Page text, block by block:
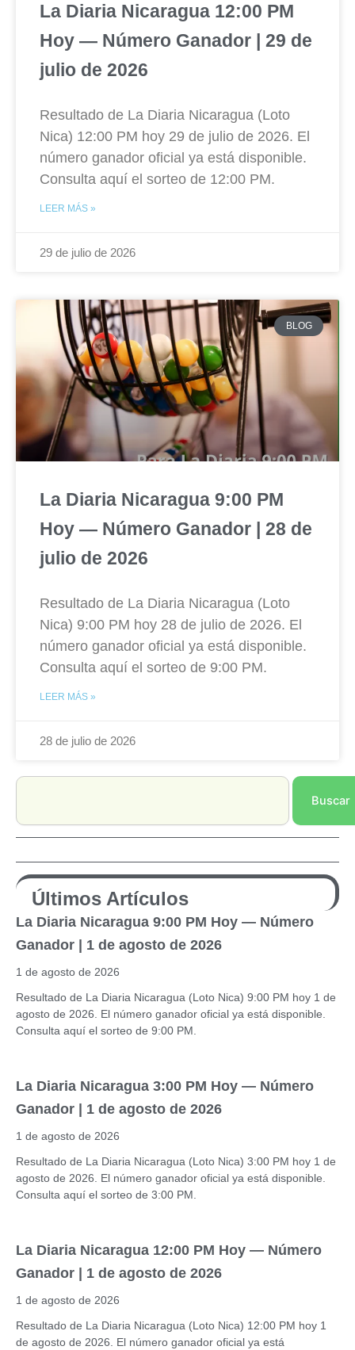
La Diaria Nicaragua 12:00 PM
Hoy — Número Ganador | 29 de
julio de 2026
Resultado de La Diaria Nicaragua (Loto
Nica) 12:00 PM hoy 29 de julio de 2026. El
número ganador oficial ya está disponible.
Consulta aquí el sorteo de 12:00 PM.
LEER MÁS »
29 de julio de 2026
BLOG
La Diaria Nicaragua 9:00 PM
Hoy — Número Ganador | 28 de
julio de 2026
Resultado de La Diaria Nicaragua (Loto
Nica) 9:00 PM hoy 28 de julio de 2026. El
número ganador oficial ya está disponible.
Consulta aquí el sorteo de 9:00 PM.
LEER MÁS »
28 de julio de 2026
Search
Buscar
Últimos Artículos
La Diaria Nicaragua 9:00 PM Hoy — Número
Ganador | 1 de agosto de 2026
1 de agosto de 2026
Resultado de La Diaria Nicaragua (Loto Nica) 9:00 PM hoy 1 de
agosto de 2026. El número ganador oficial ya está disponible.
Consulta aquí el sorteo de 9:00 PM.
La Diaria Nicaragua 3:00 PM Hoy — Número
Ganador | 1 de agosto de 2026
1 de agosto de 2026
Resultado de La Diaria Nicaragua (Loto Nica) 3:00 PM hoy 1 de
agosto de 2026. El número ganador oficial ya está disponible.
Consulta aquí el sorteo de 3:00 PM.
La Diaria Nicaragua 12:00 PM Hoy — Número
Ganador | 1 de agosto de 2026
1 de agosto de 2026
Resultado de La Diaria Nicaragua (Loto Nica) 12:00 PM hoy 1
de agosto de 2026. El número ganador oficial ya está